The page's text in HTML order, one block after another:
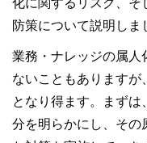
化に関するリスク、そ
防策について説明しま
業務・ナレッジの属人
ないこともありますが
となり得ます。まず
分を明らかにし、その